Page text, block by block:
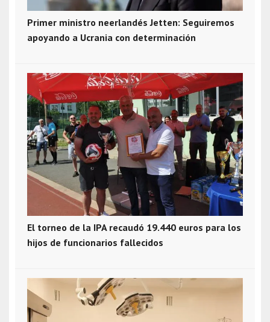
Primer ministro neerlandés Jetten: Seguiremos
apoyando a Ucrania con determinación
El torneo de la IPA recaudó 19.440 euros para los
hijos de funcionarios fallecidos